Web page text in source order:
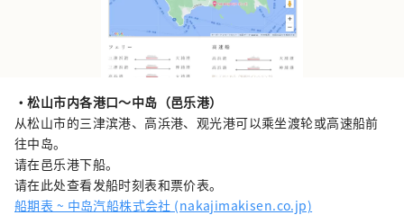
・松山市内各港口～中岛（邑乐港）
从松山市的三津滨港、高浜港、观光港可以乘坐渡轮或高速船前
往中岛。
请在邑乐港下船。
请在此处查看发船时刻表和票价表。
船期表 ~ 中岛汽船株式会社 (nakajimakisen.co.jp)